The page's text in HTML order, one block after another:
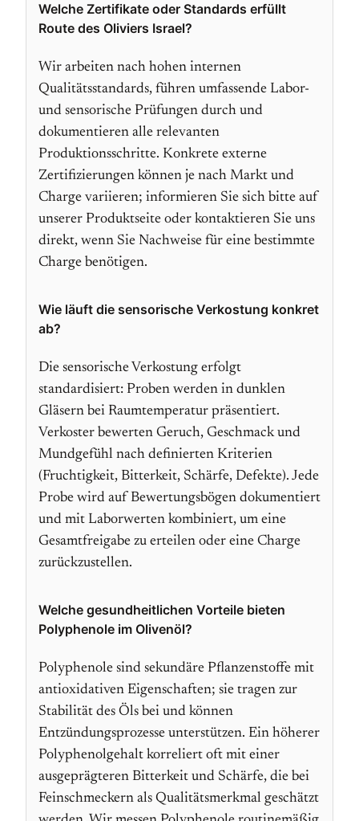
Welche Zertifikate oder Standards erfüllt
Route des Oliviers Israel?
Wir arbeiten nach hohen internen
Qualitätsstandards, führen umfassende Labor-
und sensorische Prüfungen durch und
dokumentieren alle relevanten
Produktionsschritte. Konkrete externe
Zertifizierungen können je nach Markt und
Charge variieren; informieren Sie sich bitte auf
unserer Produktseite oder kontaktieren Sie uns
direkt, wenn Sie Nachweise für eine bestimmte
Charge benötigen.
Wie läuft die sensorische Verkostung konkret
ab?
Die sensorische Verkostung erfolgt
standardisiert: Proben werden in dunklen
Gläsern bei Raumtemperatur präsentiert.
Verkoster bewerten Geruch, Geschmack und
Mundgefühl nach definierten Kriterien
(Fruchtigkeit, Bitterkeit, Schärfe, Defekte). Jede
Probe wird auf Bewertungsbögen dokumentiert
und mit Laborwerten kombiniert, um eine
Gesamtfreigabe zu erteilen oder eine Charge
zurückzustellen.
Welche gesundheitlichen Vorteile bieten
Polyphenole im Olivenöl?
Polyphenole sind sekundäre Pflanzenstoffe mit
antioxidativen Eigenschaften; sie tragen zur
Stabilität des Öls bei und können
Entzündungsprozesse unterstützen. Ein höherer
Polyphenolgehalt korreliert oft mit einer
ausgeprägteren Bitterkeit und Schärfe, die bei
Feinschmeckern als Qualitätsmerkmal geschätzt